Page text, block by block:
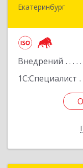
Екатеринбург
Внедрений
1С:Специалист
620102,